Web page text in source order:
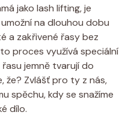
jako lash lifting, je
na dlouhou dobu
a zakřivené řasy bez
proces využívá speciální
jemně tvarují do
že? Zvlášť pro ty z nás,
spěchu, kdy se snažíme
dílo.